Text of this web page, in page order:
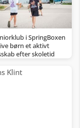
i SpringBoxen
børn et aktivt
efter skoletid